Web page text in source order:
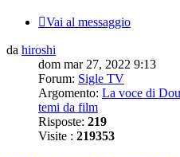
Vai al messaggio
da hiroshi
dom mar 27, 2022 9:13
Forum: Sigle TV
Argomento: La voce di
temi da film
Risposte: 219
Visite : 219353